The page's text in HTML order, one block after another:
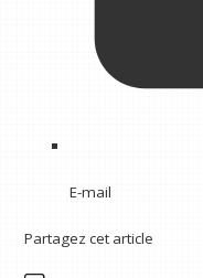
E-mail
Partagez cet article